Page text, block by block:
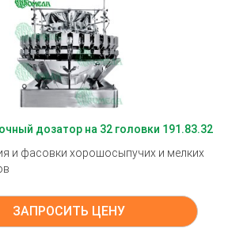
дозатор на 32 головки 191.83.32
и фасовки хорошосыпучих и мелких
ЗАПРОСИТЬ ЦЕНУ